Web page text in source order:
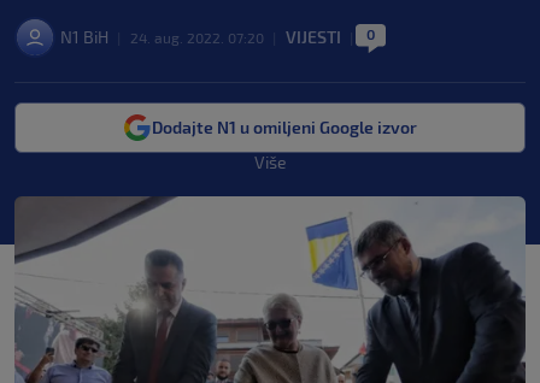
N1 BiH 24. aug. 2022. 07:20 VIJESTI 0
Dodajte N1 u omiljeni Google izvor
Više